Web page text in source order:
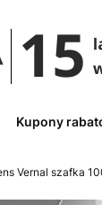
Kupony
Vernal szafka